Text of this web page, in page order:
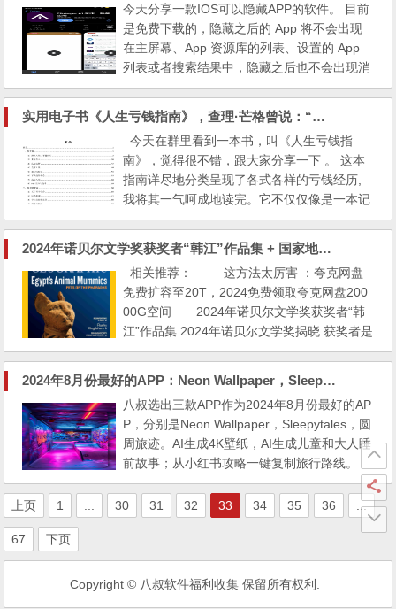
今天分享一款IOS可以隐藏APP的软件。 目前
是免费下载的，隐藏之后的 App 将不会出现
在主屏幕、App 资源库的列表、设置的 App
列表或者搜索结果中，隐藏之后也不会出现消
息通知。但是请放心，隐藏之后原来的 App
运行并不会受到影响，数据也不会消失，在取
消隐藏之后即可恢复。同时 A1 内置了多种导
入 App 的方式，方便用户选择和编辑需要隐
藏的 App 。
实用电子书《人生亏钱指南》，查理·芒格曾说：“如果知道会死在哪里，那么我永远不会去那里。”
今天在群里看到一本书，叫《人生亏钱指
南》，觉得很不错，跟大家分享一下 。 这本
指南详尽地分类呈现了各式各样的亏钱经历,
我将其一气呵成地读完。它不仅仅像是一本记
录他人故事的合集，更像是一面镜子，同时，
对于那些我未曾听闻的亏钱方式，我也多了一
份警惕和戒备。 在这份指南中，有几个典型
的亏钱类型让我深感共鸣，因为这些正是我自
己曾经踩过的坑。 例如，投资理财的陷阱。
我盲目地跟随着各...
2024年诺贝尔文学奖获奖者“韩江”作品集 + 国家地理杂志 美国版 1888年-2023年 大合集
相关推荐： 这方法太厉害 ：夸克网盘
免费扩容至20T，2024免费领取夸克网盘200
00G空间 2024年诺贝尔文学奖获奖者“韩
江”作品集 2024年诺贝尔文学奖揭晓 获奖者是
韩国作家“韩江” 她的主要作品有《素食者》
《植物妻子》等 想了解的不妨看看！ 韩
江：豆瓣作家 韩江作品集：夸克网盘/阿
里云盘 国家地理杂志 美国版 ...
2024年8月份最好的APP：Neon Wallpaper，Sleepytales，圆周旅迹
八叔选出三款APP作为2024年8月份最好的AP
P，分别是Neon Wallpaper，Sleepytales，圆
周旅迹。AI生成4K壁纸，AI生成儿童和大人睡
前故事；从小红书攻略一键复制旅行路线。
上页 1 ... 30 31 32 33 34 35 36 ...
67 下页
Copyright © 八叔软件福利收集 保留所有权利.